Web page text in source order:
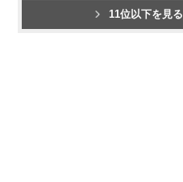
11位以下を見る